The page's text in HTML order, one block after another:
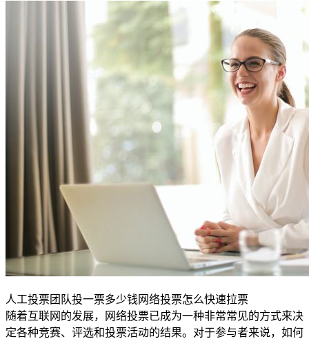
人工投票团队投一票多少钱网络投票怎么快速拉票
随着互联网的发展，网络投票已成为一种非常常见的方式来决
定各种竞赛、评选和投票活动的结果。对于参与者来说，如何